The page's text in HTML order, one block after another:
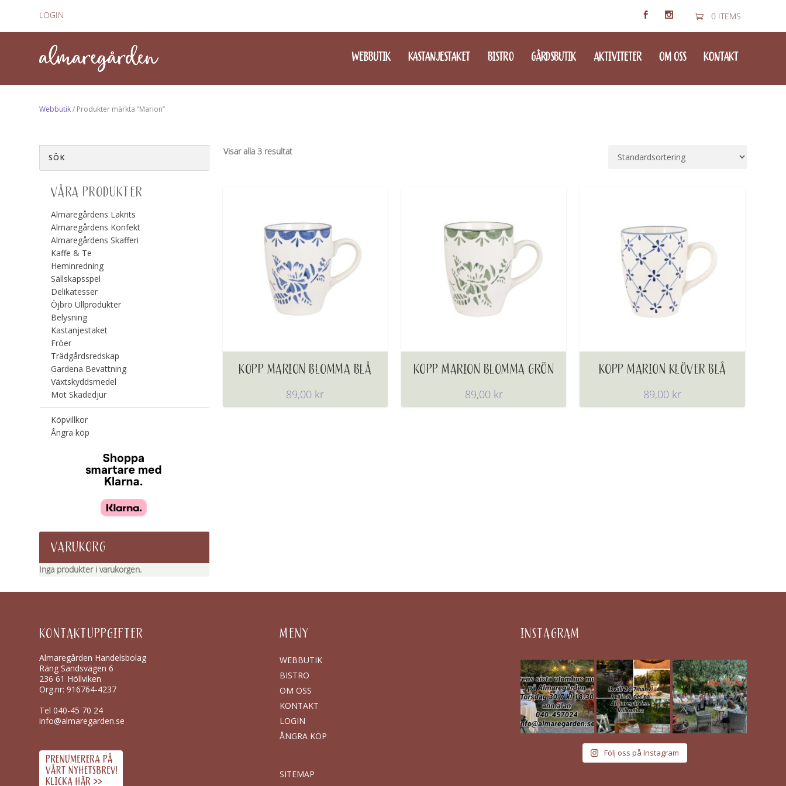
LOGIN 0 ITEMS
WEBBUTIK KASTANJESTAKET BISTRO GÅRDSBUTIK AKTIVITETER OM OSS KONTAKT
Webbutik/ Produkter märkta ”Marion”
Visar alla 3 resultat
KOPP MARION BLOMMA BLÅ
89,00 kr
KOPP MARION BLOMMA GRÖN
89,00 kr
KOPP MARION KLÖVER BLÅ
89,00 kr
VÅRA PRODUKTER
Almaregårdens Lakrits
Almaregårdens Konfekt
Almaregårdens Skafferi
Kaffe & Te
Heminredning
Sällskapsspel
Delikatesser
Öjbro Ullprodukter
Belysning
Kastanjestaket
Fröer
Trädgårdsredskap
Gardena Bevattning
Växtskyddsmedel
Mot Skadedjur
Köpvillkor
Ångra köp
VARUKORG
Inga produkter i varukorgen.
KONTAKTUPPGIFTER
Almaregården Handelsbolag
Räng Sandsvägen 6
236 61 Höllviken
Org.nr: 916764-4237
Tel040-45 70 24
info@almaregarden.se
MENY
WEBBUTIK
BISTRO
OM OSS
KONTAKT
LOGIN
ÅNGRA KÖP
SITEMAP
INSTAGRAM
Följ oss på Instagram